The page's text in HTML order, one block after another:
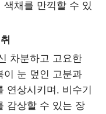
채를 만끽할 수 있
차분하고 고요한
이 눈 덮인 고분과
연상시키며, 비수기
감상할 수 있는 장